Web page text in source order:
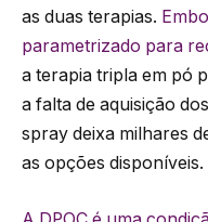
as duas terapias.
parametrizado para
a terapia tripla em pó
a falta de aquisição
spray deixa milhares
as opções disponíveis.